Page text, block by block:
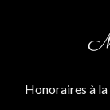
Honoraires à